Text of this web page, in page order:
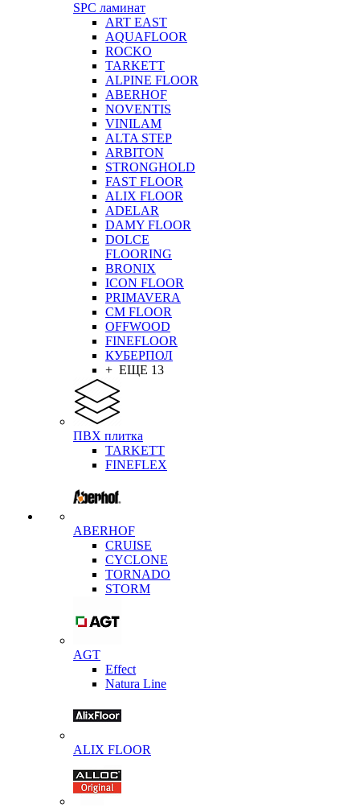
SPC ламинат
ART EAST
AQUAFLOOR
ROCKO
TARKETT
ALPINE FLOOR
ABERHOF
NOVENTIS
VINILAM
ALTA STEP
ARBITON
STRONGHOLD
FAST FLOOR
ALIX FLOOR
ADELAR
DAMY FLOOR
DOLCE
FLOORING
BRONIX
ICON FLOOR
PRIMAVERA
CM FLOOR
OFFWOOD
FINEFLOOR
КУБЕРПОЛ
+ ЕЩЕ 13
ПВХ плитка
TARKETT
FINEFLEX
ABERHOF
CRUISE
CYCLONE
TORNADO
STORM
AGT
Effect
Natura Line
ALIX FLOOR